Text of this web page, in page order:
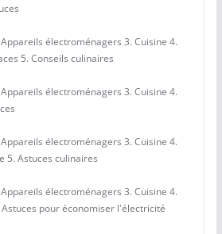
électroménagers 3. Cuisine 4.
5. Conseils culinaires
électroménagers 3. Cuisine 4.
électroménagers 3. Cuisine 4.
5. Astuces culinaires
électroménagers 3. Cuisine 4.
pour économiser l'électricité